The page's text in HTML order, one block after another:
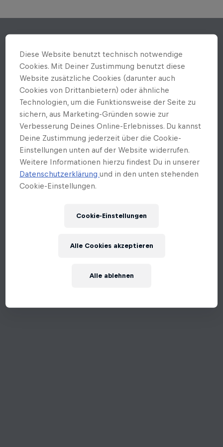
Diese Website benutzt technisch notwendige
Cookies. Mit Deiner Zustimmung benutzt diese
Website zusätzliche Cookies (darunter auch
Cookies von Drittanbietern) oder ähnliche
Technologien, um die Funktionsweise der Seite zu
sichern, aus Marketing-Gründen sowie zur
Verbesserung Deines Online-Erlebnisses. Du kannst
Deine Zustimmung jederzeit über die Cookie-
Einstellungen unten auf der Website widerrufen.
Weitere Informationen hierzu findest Du in unserer
Datenschutzerklärungund in den unten stehenden
Cookie-Einstellungen.
Cookie-Einstellungen
Alle ablehnen
Alle Cookies akzeptieren